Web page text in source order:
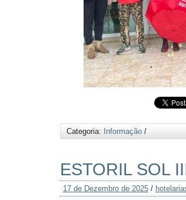
Categoria: Informação /
ESTORIL SOL
17 de Dezembro de 2025 /